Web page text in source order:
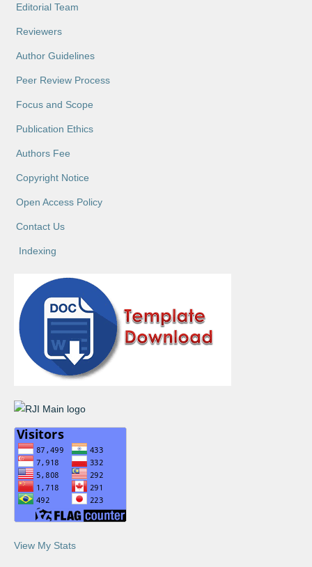
Editorial Team
Reviewers
Author Guidelines
Peer Review Process
Focus and Scope
Publication Ethics
Authors Fee
Copyright Notice
Open Access Policy
Contact Us
Indexing
View My Stats